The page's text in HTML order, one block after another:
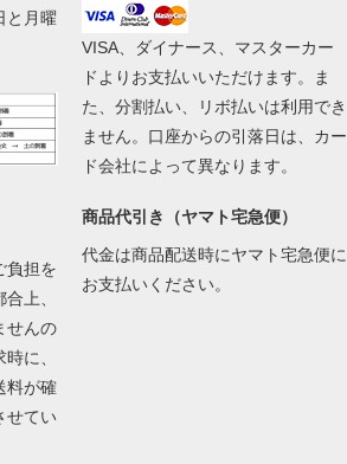
と月曜
負担を
上、
せんの
に、
料が確
せてい
VISA、ダイナース、マスターカー
ドよりお支払いいただけます。ま
た、分割払い、リボ払いは利用でき
ません。口座からの引落日は、カー
ド会社によって異なります。
商品代引き（ヤマト宅急便）
代金は商品配送時にヤマト宅急便に
お支払いください。